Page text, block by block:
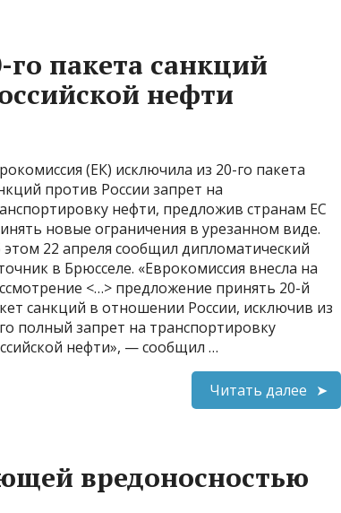
пакета санкций
нефти
(ЕК) исключила из 20-го пакета
против России запрет на
нефти, предложив странам ЕС
новые ограничения в урезанном виде.
22 апреля сообщил дипломатический
в Брюсселе. «Еврокомиссия внесла на
<…> предложение принять 20-й
санкций в отношении России, исключив из
полный запрет на транспортировку
нефти», — сообщил …
Читать далее
вредоносностью